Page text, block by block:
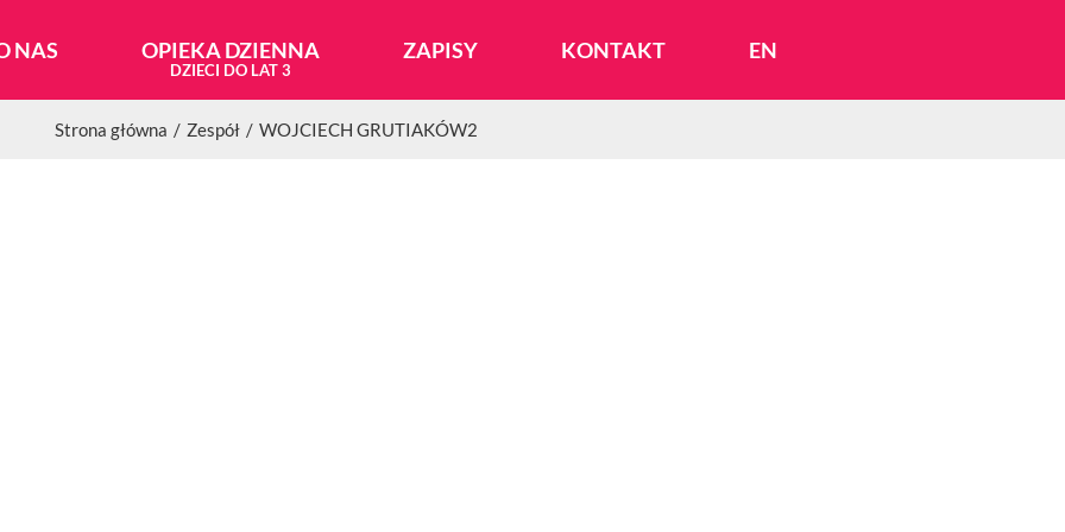
NAS OPIEKA DZIENNA ZAPISY KONTAKT EN
Strona główna Zespół WOJCIECH GRUTIAKÓW2